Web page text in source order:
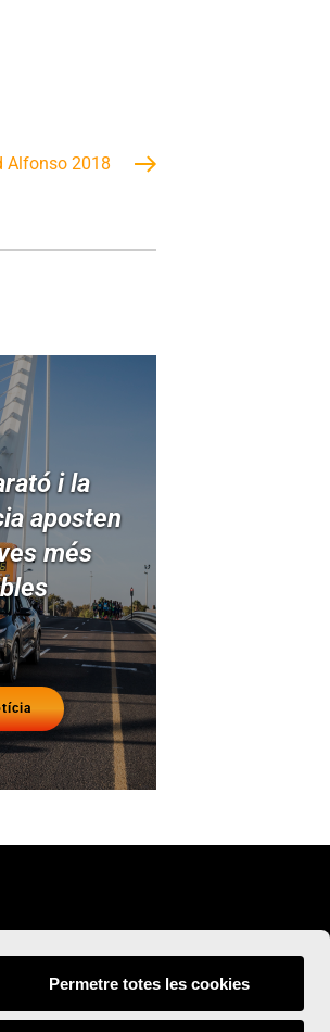
Permetre totes les cookies
Alfonso 2018
i la
aposten
més